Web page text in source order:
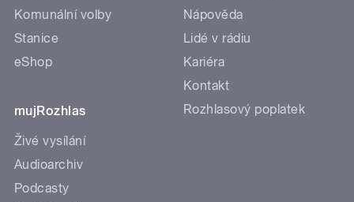
Komunální volby
Stanice
eShop
mujRozhlas
Živé vysílání
Audioarchiv
Podcasty
Nápověda
Lidé v rádiu
Kariéra
Kontakt
Rozhlasový poplatek